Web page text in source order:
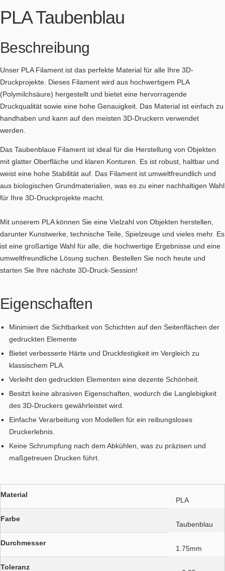
PLA Taubenblau
Beschreibung
Unser PLA Filament ist das perfekte Material für alle Ihre 3D-
Druckprojekte. Dieses Filament wird aus hochwertigem PLA
(Polymilchsäure) hergestellt und bietet eine hervorragende
Druckqualität sowie eine hohe Genauigkeit. Das Material ist einfach zu
handhaben und kann auf den meisten 3D-Druckern verwendet
werden.
Das Taubenblaue Filament ist ideal für die Herstellung von Objekten
mit glatter Oberfläche und klaren Konturen. Es ist robust, haltbar und
weist eine hohe Stabilität auf. Das Filament ist umweltfreundlich und
aus biologischen Grundmaterialien, was es zu einer nachhaltigen Wahl
für Ihre 3D-Druckprojekte macht.
Mit unserem PLA können Sie eine Vielzahl von Objekten herstellen,
darunter Kunstwerke, technische Teile, Spielzeuge und vieles mehr. Es
ist eine großartige Wahl für alle, die hochwertige Ergebnisse und eine
umweltfreundliche Lösung suchen. Bestellen Sie noch heute und
starten Sie Ihre nächste 3D-Druck-Session!
Eigenschaften
Minimiert die Sichtbarkeit von Schichten auf den Seitenflächen der
gedruckten Elemente
Bietet verbesserte Härte und Druckfestigkeit im Vergleich zu
klassischem PLA.
Verleiht den gedruckten Elementen eine dezente Schönheit.
Besitzt keine abrasiven Eigenschaften, wodurch die Langlebigkeit
des 3D-Druckers gewährleistet wird.
Einfache Verarbeitung von Modellen für ein reibungsloses
Druckerlebnis.
Keine Schrumpfung nach dem Abkühlen, was zu präzisen und
maßgetreuen Drucken führt.
Material
PLA
Farbe
Taubenblau
Durchmesser
1.75mm
Toleranz